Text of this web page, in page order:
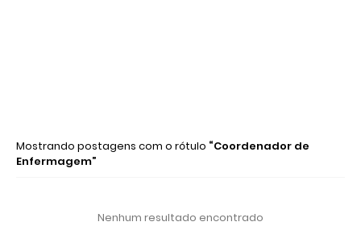
Mostrando postagens com o rótulo Coordenador de
Enfermagem
Nenhum resultado encontrado